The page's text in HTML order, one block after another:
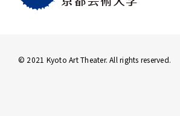
© 2021 Kyoto Art Theater. All rights reserved.